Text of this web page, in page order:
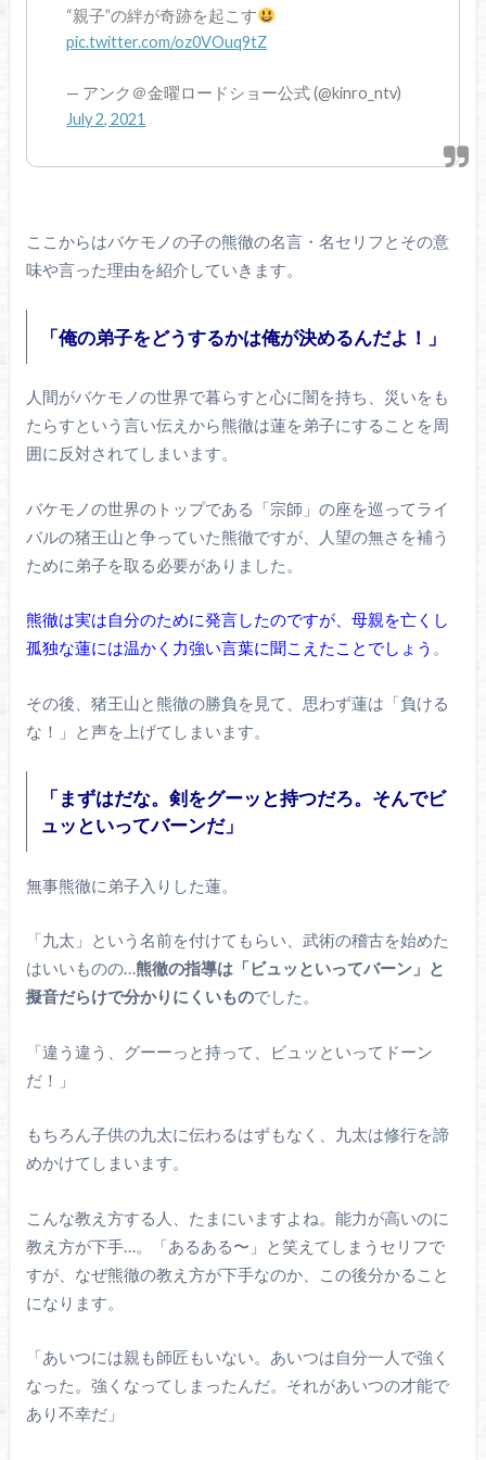
“親子”の絆が奇跡を起こす
pic.twitter.com/oz0VOuq9tZ
— アンク＠金曜ロードショー公式 (@kinro_ntv)
July 2, 2021
ここからはバケモノの子の熊徹の名言・名セリフとその意
味や言った理由を紹介していきます。
「俺の弟子をどうするかは俺が決めるんだよ！」
人間がバケモノの世界で暮らすと心に闇を持ち、災いをも
たらすという言い伝えから熊徹は蓮を弟子にすることを周
囲に反対されてしまいます。
バケモノの世界のトップである「宗師」の座を巡ってライ
バルの猪王山と争っていた熊徹ですが、人望の無さを補う
ために弟子を取る必要がありました。
熊徹は実は自分のために発言したのですが、母親を亡くし
孤独な蓮には温かく力強い言葉に聞こえたことでしょう 。
その後、猪王山と熊徹の勝負を見て、思わず蓮は「負ける
な！」と声を上げてしまいます。
「まずはだな。剣をグーッと持つだろ。そんでビ
ュッといってバーンだ」
無事熊徹に弟子入りした蓮。
「九太」という名前を付けてもらい、武術の稽古を始めた
はいいものの…熊徹の指導は「ビュッといってバーン」と
擬音だらけで分かりにくいものでした。
「違う違う、グーーっと持って、ビュッといってドーン
だ！」
もちろん子供の九太に伝わるはずもなく、九太は修行を諦
めかけてしまいます。
こんな教え方する人、たまにいますよね。能力が高いのに
教え方が下手…。「あるある〜」と笑えてしまうセリフで
すが、なぜ熊徹の教え方が下手なのか、この後分かること
になります。
「あいつには親も師匠もいない。あいつは自分一人で強く
なった。強くなってしまったんだ。それがあいつの才能で
あり不幸だ」